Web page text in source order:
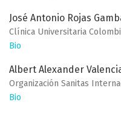
José Antonio Rojas
Clínica Universitaria
Bio
Albert Alexander
Organización Sanitas
Bio